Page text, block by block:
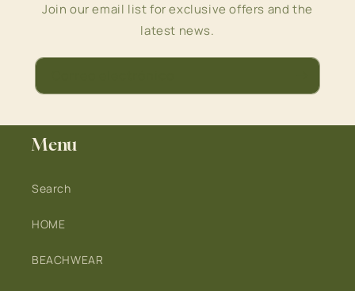
Join our email list for exclusive offers and the
latest news.
Menu
Search
HOME
BEACHWEAR